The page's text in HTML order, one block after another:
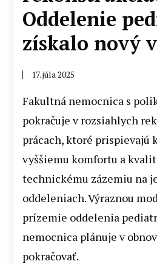
Oddelenie
získalo nový
17. júla 2025
Fakultná nemocnica s
pokračuje v rozsiahlych
prácach, ktoré prispievajú
vyššiemu komfortu a
technickému zázemiu na
oddeleniach. Výraznou
prízemie oddelenia
nemocnica plánuje v
pokračovať.